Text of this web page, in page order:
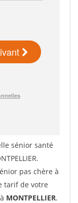
sénior santé
pas chère à
tarif de votre
MONTPELLIER.